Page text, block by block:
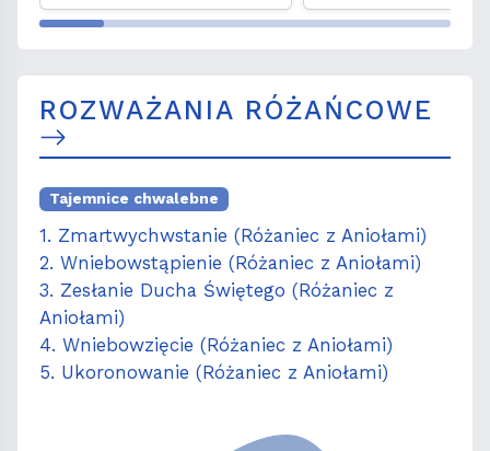
ROZWAŻANIA RÓŻAŃCOWE
Tajemnice chwalebne
1. Zmartwychwstanie (Różaniec z Aniołami)
2. Wniebowstąpienie (Różaniec z Aniołami)
3. Zesłanie Ducha Świętego (Różaniec z
Aniołami)
4. Wniebowzięcie (Różaniec z Aniołami)
5. Ukoronowanie (Różaniec z Aniołami)